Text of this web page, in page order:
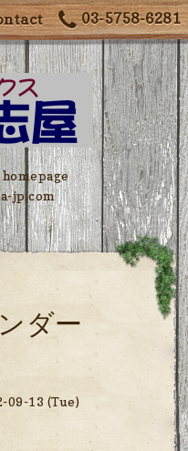
03-5758-6281
jp.com
ダー
09-13 (Tue)